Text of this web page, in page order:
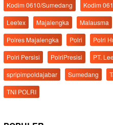
Kodim 0610/Sumedang
Kodim
Leetex
Majalengka Malausma
Polres Majalengka
Polri Polri
Polri Persisi
PolriPresisi PT.
spripimpoldajabar
Sumedang
TNI POLRI